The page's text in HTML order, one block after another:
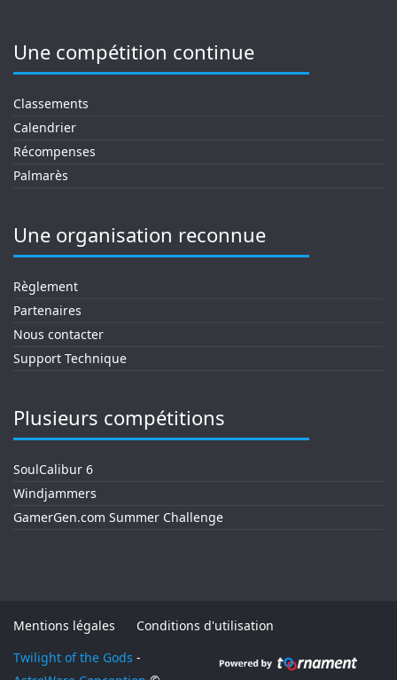
Une compétition continue
Classements
Calendrier
Récompenses
Palmarès
Une organisation reconnue
Règlement
Partenaires
Nous contacter
Support Technique
Plusieurs compétitions
SoulCalibur 6
Windjammers
GamerGen.com Summer Challenge
Mentions légales
Conditions d'utilisation
Twilight of the Gods -